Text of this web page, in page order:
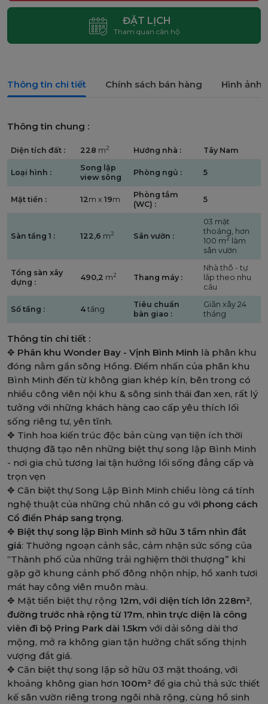
ĐẶT LỊCH
Tham quan căn hộ
Thông tin chi tiết Chính sách bán hàng Hình ảnh
Thông tin chung :
Diện tích đất : 228 m2 Hướng nhà : Tây Nam
Loại hình :
Song lập
view sông
Phòng ngủ : 5
Mặt tiền : 12m x 19m
Phòng tắm
(WC) :
5
Sàn tầng 1 : 122,6 m2 Sân vườn :
03 mặt
thoáng, hơn
100 m2
làm
sân vườn
Tổng sàn xây
dựng :
490,2 m2 Thang máy :
Nhà thô - tự
lắp theo nhu
cầu
Số tầng : 4tầng
Tiêu chuẩn
bàn giao :
Giãn xây 24
tháng
Thông tin chi tiết :
✥ Phân khu Wonder Bay - Vịnh Bình Minh là phân khu
đóng nằm gần sông Hồng. Điểm nhấn của phân khu
Bình Minh đến từ không gian khép kín, bên trong có
nhiều công viên nội khu & sông sinh thái đan xen, rất lý
tưởng với những khách hàng cao cấp yêu thích lối
sống riêng tư, yên tĩnh.
✥ Tinh hoa kiến trúc độc bản cùng vạn tiện ích thời
thượng đã tạo nên những biệt thự song lập Bình Minh
- nơi gia chủ tương lai tận hưởng lối sống đẳng cấp và
trọn vẹn
✥ Căn biệt thự Song Lập Bình Minh chiều lòng cá tính
nghệ thuật của những chủ nhân có gu với phong cách
Cổ điển Pháp sang trọng.
✥ Biệt thự song lập Bình Minh sở hữu 3 tầm nhìn đắt
giá: Thưởng ngoạn cảnh sắc, cảm nhận sức sống của
“Thành phố của những trải nghiệm thời thượng” khi
gặp gỡ khung cảnh phố đông nhộn nhịp, hồ xanh tươi
mát hay công viên muôn màu.
✥ Mặt tiền biệt thự rộng 12m, với diện tích lớn 228m²,
đường trước nhà rộng từ 17m, nhìn trực diện là công
viên đi bộ Pring Park dài 1.5km với dải sông dài thơ
mộng, mở ra không gian tận hưởng chất sống thịnh
vượng đắt giá.
✥ Căn biệt thự song lập sở hữu 03 mặt thoáng, với
khoảng không gian hơn 100m² để gia chủ thả sức thiết
kế sân vườn riêng trong ngôi nhà rộng, cùng hồ sinh